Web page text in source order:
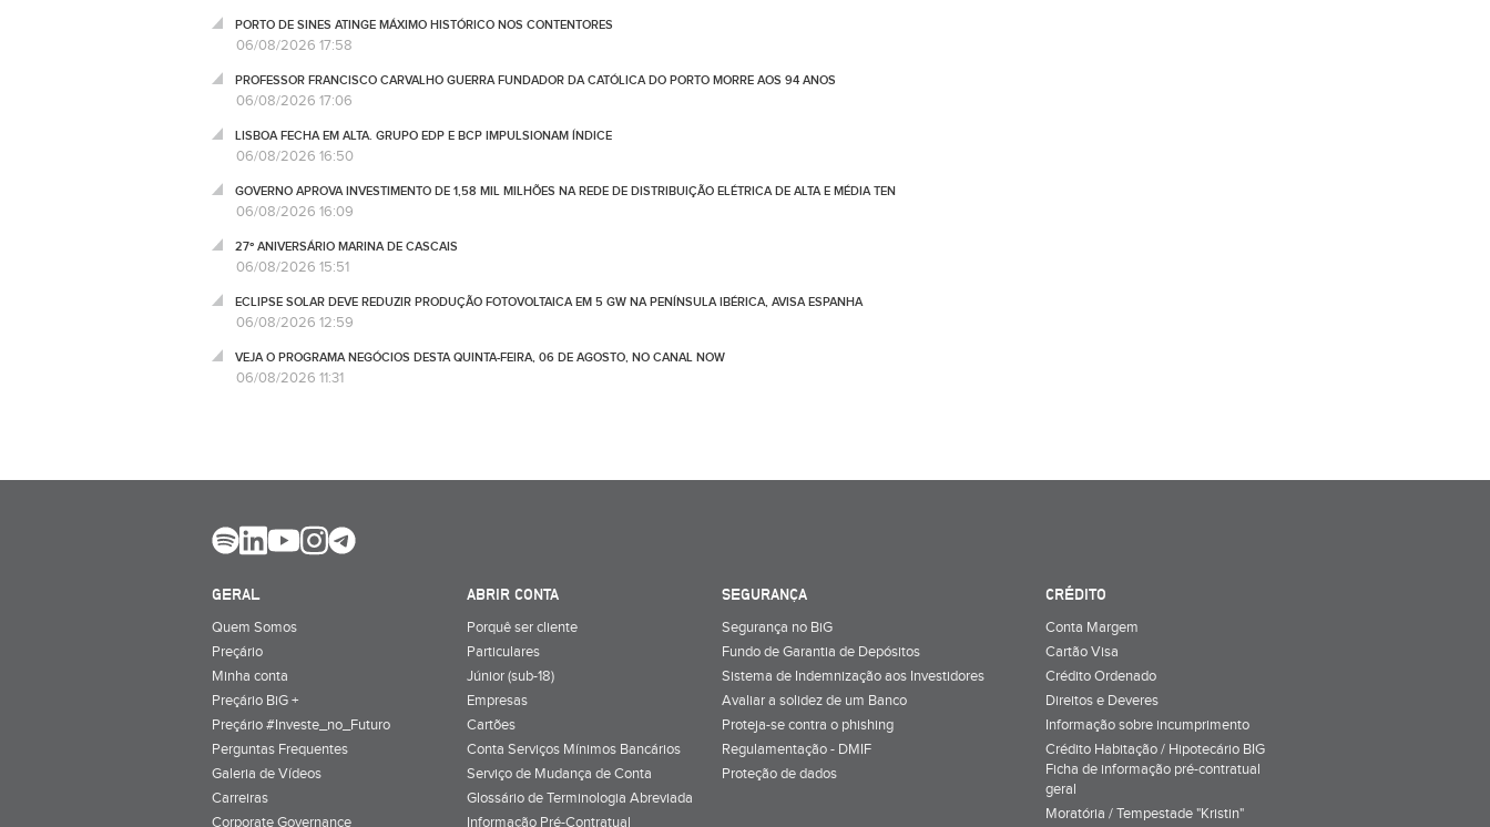
PORTO DE SINES ATINGE MÁXIMO HISTÓRICO NOS CONTENTORES
06/08/2026 17:58
PROFESSOR FRANCISCO CARVALHO GUERRA FUNDADOR DA CATÓLICA DO PORTO MORRE AOS 94 ANOS
06/08/2026 17:06
LISBOA FECHA EM ALTA. GRUPO EDP E BCP IMPULSIONAM ÍNDICE
06/08/2026 16:50
GOVERNO APROVA INVESTIMENTO DE 1,58 MIL MILHÕES NA REDE DE DISTRIBUIÇÃO ELÉTRICA DE ALTA E MÉDIA TEN
06/08/2026 16:09
27º ANIVERSÁRIO MARINA DE CASCAIS
06/08/2026 15:51
ECLIPSE SOLAR DEVE REDUZIR PRODUÇÃO FOTOVOLTAICA EM 5 GW NA PENÍNSULA IBÉRICA, AVISA ESPANHA
06/08/2026 12:59
VEJA O PROGRAMA NEGÓCIOS DESTA QUINTA-FEIRA, 06 DE AGOSTO, NO CANAL NOW
06/08/2026 11:31
GERAL
Quem Somos
Preçário
Minha conta
Preçário BiG +
Preçário #Investe_no_Futuro
Perguntas Frequentes
Galeria de Vídeos
Carreiras
Corporate Governance
ABRIR CONTA
Porquê ser cliente
Particulares
Júnior (sub-18)
Empresas
Cartões
Conta Serviços Mínimos Bancários
Serviço de Mudança de Conta
Glossário de Terminologia Abreviada
Informação Pré-Contratual
SEGURANÇA
Segurança no BiG
Fundo de Garantia de Depósitos
Sistema de Indemnização aos Investidores
Avaliar a solidez de um Banco
Proteja-se contra o phishing
Regulamentação - DMIF
Proteção de dados
CRÉDITO
Conta Margem
Cartão Visa
Crédito Ordenado
Direitos e Deveres
Informação sobre incumprimento
Crédito Habitação / Hipotecário BIG
Ficha de informação pré-contratual
geral
Moratória / Tempestade "Kristin"